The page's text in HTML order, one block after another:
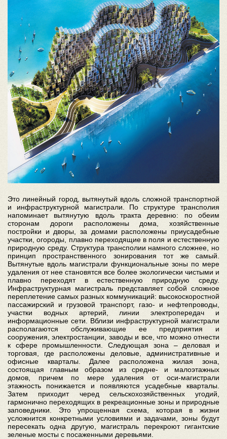
Это линейный город, вытянутый вдоль сложной транспортной
и инфраструктурной магистрали. По структуре трансполия
напоминает вытянутую вдоль тракта деревню: по обеим
сторонам дороги расположены дома, хозяйственные
постройки и дворы, за домами расположены приусадебные
участки, огороды, плавно переходящие в поля и естественную
природную среду. Структура трансполии намного сложнее, но
принцип пространственного зонирования тот же самый.
Вытянутые вдоль магистрали функциональные зоны по мере
удаления от нее становятся все более экологически чистыми и
плавно переходят в естественную природную среду.
Инфраструктурная магистраль представляет собой сложное
переплетение самых разных коммуникаций: высокоскоростной
пассажирский и грузовой транспорт, газо- и нефтепроводы,
участки водных артерий, линии электропередач и
информационные сети. Вблизи инфраструктурной магистрали
располагаются обслуживающие ее предприятия и
сооружения, электростанции, заводы и все, что можно отнести
к сфере промышленности. Следующая зона – деловая и
торговая, где расположены деловые, административные и
офисные кварталы. Далее расположена жилая зона,
состоящая главным образом из средне- и малоэтажных
домов, причем по мере удаления от оси-магистрали
этажность понижается и появляются усадебные кварталы.
Затем приходит черед сельскохозяйственных угодий,
гармонично переходящих в рекреационные зоны и природные
заповедники. Это упрощенная схема, которая в жизни
усложнится конкретными условиями и задачами, зоны будут
пересекать одна другую, магистраль перекроют гигантские
зеленые мосты с посаженными деревьями.